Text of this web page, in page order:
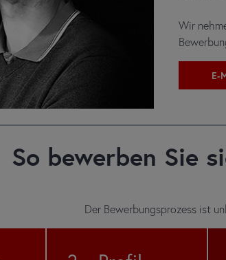
Wir
E-
So bewerben Sie
Der Bewerbungsprozess ist